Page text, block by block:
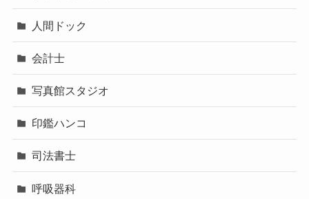
人間ドック
会計士
写真館スタジオ
印鑑ハンコ
司法書士
呼吸器科